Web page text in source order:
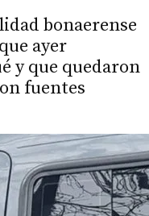
bonaerense
ayer
y que quedaron
fuentes